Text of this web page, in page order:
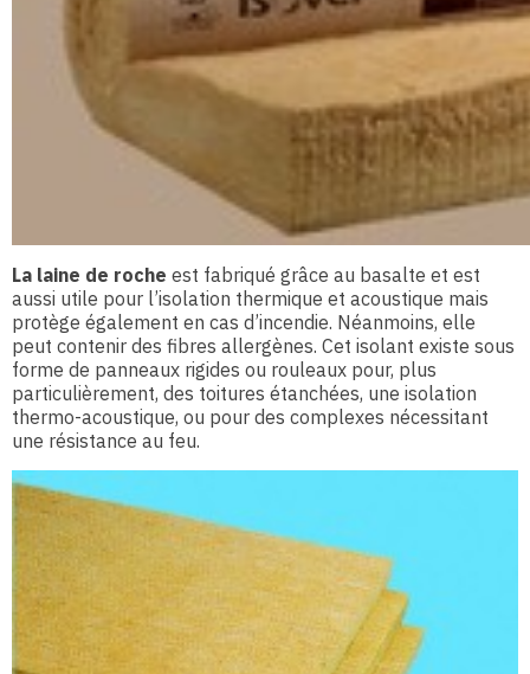
La laine de roche est fabriqué grâce au basalte et est
aussi utile pour l’isolation thermique et acoustique mais
protège également en cas d’incendie. Néanmoins, elle
peut contenir des fibres allergènes. Cet isolant existe sous
forme de panneaux rigides ou rouleaux pour, plus
particulièrement, des toitures étanchées, une isolation
thermo-acoustique, ou pour des complexes nécessitant
une résistance au feu.